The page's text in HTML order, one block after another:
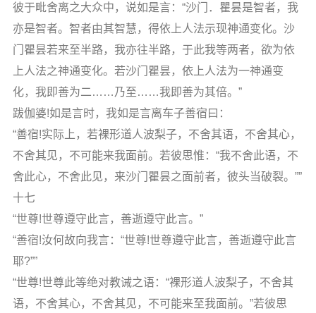
彼于毗舍离之大众中，说如是言：“沙门．瞿昙是智者，我
亦是智者。智者由其智慧，得依上人法示现神通变化。沙
门瞿昙若来至半路，我亦往半路，于此我等两者，欲为依
上人法之神通变化。若沙门瞿昙，依上人法为一神通变
化，我即善为二……乃至……我即善为其倍。”
跋伽婆!如是言时，我如是言离车子善宿曰：
“善宿!实际上，若裸形道人波梨子，不舍其语，不舍其心，
不舍其见，不可能来我面前。若彼思惟：“我不舍此语，不
舍此心，不舍此见，来沙门瞿昙之面前者，彼头当破裂。””
十七
“世尊!世尊遵守此言，善逝遵守此言。”
“善宿!汝何故向我言：“世尊!世尊遵守此言，善逝遵守此言
耶?””
“世尊!世尊此等绝对教诫之语：“裸形道人波梨子，不舍其
语，不舍其心，不舍其见，不可能来至我面前。”若彼思